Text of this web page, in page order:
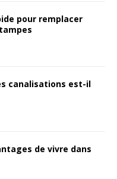
pour remplacer
canalisations est-il
de vivre dans